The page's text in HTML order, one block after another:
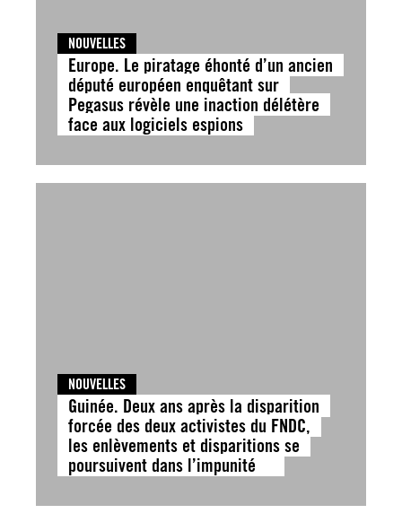
NOUVELLES
Europe. Le piratage éhonté d’un ancien
député européen enquêtant sur
Pegasus révèle une inaction délétère
face aux logiciels espions
NOUVELLES
Guinée. Deux ans après la disparition
forcée des deux activistes du FNDC,
les enlèvements et disparitions se
poursuivent dans l’impunité